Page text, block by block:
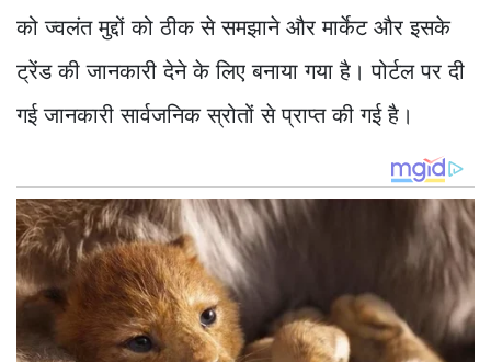
को ज्वलंत मुद्दों को ठीक से समझाने और मार्केट और इसके
ट्रेंड की जानकारी देने के लिए बनाया गया है। पोर्टल पर दी
गई जानकारी सार्वजनिक स्रोतों से प्राप्त की गई है।